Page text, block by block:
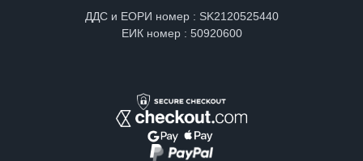
ДДС и ЕОРИ номер : SK2120525440
ЕИК номер : 50920600